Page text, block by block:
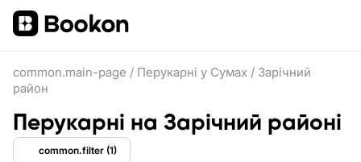
common.main-page / Перукарні у Сумах / Зарічний
район
Перукарні на Зарічний районі
common.filter (1)